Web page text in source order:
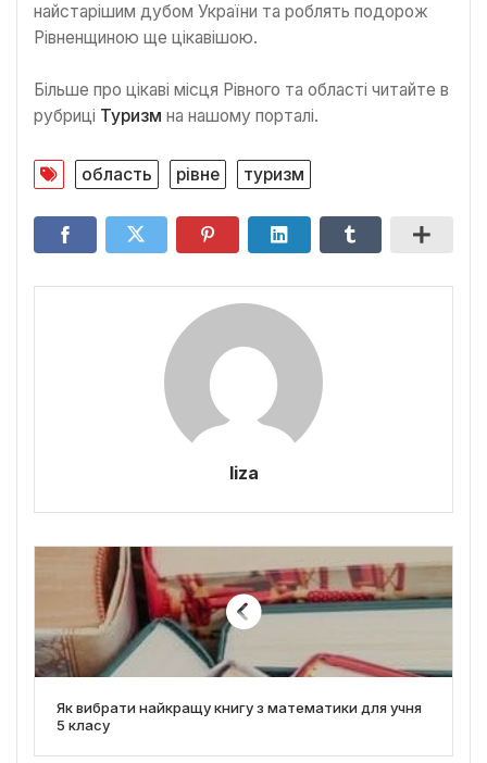
найстарішим дубом України та роблять подорож
Рівненщиною ще цікавішою.
Більше про цікаві місця Рівного та області читайте в
рубриці Туризм на нашому порталі.
область рівне туризм
liza
Як вибрати найкращу книгу з математики для учня
5 класу